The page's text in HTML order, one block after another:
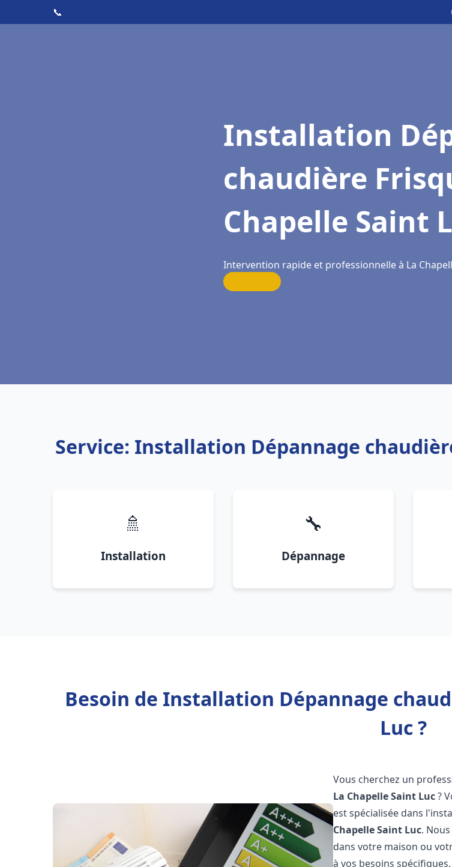
📞
Installation
chaudière
Chapelle Saint
Intervention rapide et professionnelle à La
Service: Installation Dépannage
🚿
Installation
🔧
Dépannage
Besoin de Installation Dépannage
Luc ?
Vous cherchez un
La Chapelle Saint Luc?
est spécialisée dans
Chapelle Saint Luc.
dans votre maison ou
à vos besoins